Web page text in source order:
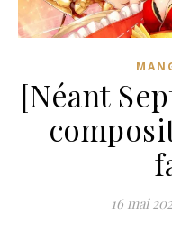
[Néant
16 mai